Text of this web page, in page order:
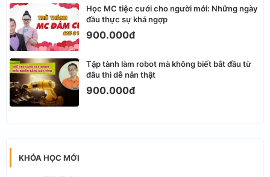
Học MC tiệc cưới cho người mới: Những ngày
đầu thực sự khá ngợp
900.000đ
Tập tành làm robot mà không biết bắt đầu từ
đâu thì dễ nản thật
900.000đ
KHÓA HỌC MỚI